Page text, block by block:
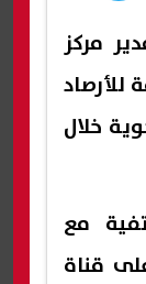
مركز
للأرصاد
خلال
مع
قناة